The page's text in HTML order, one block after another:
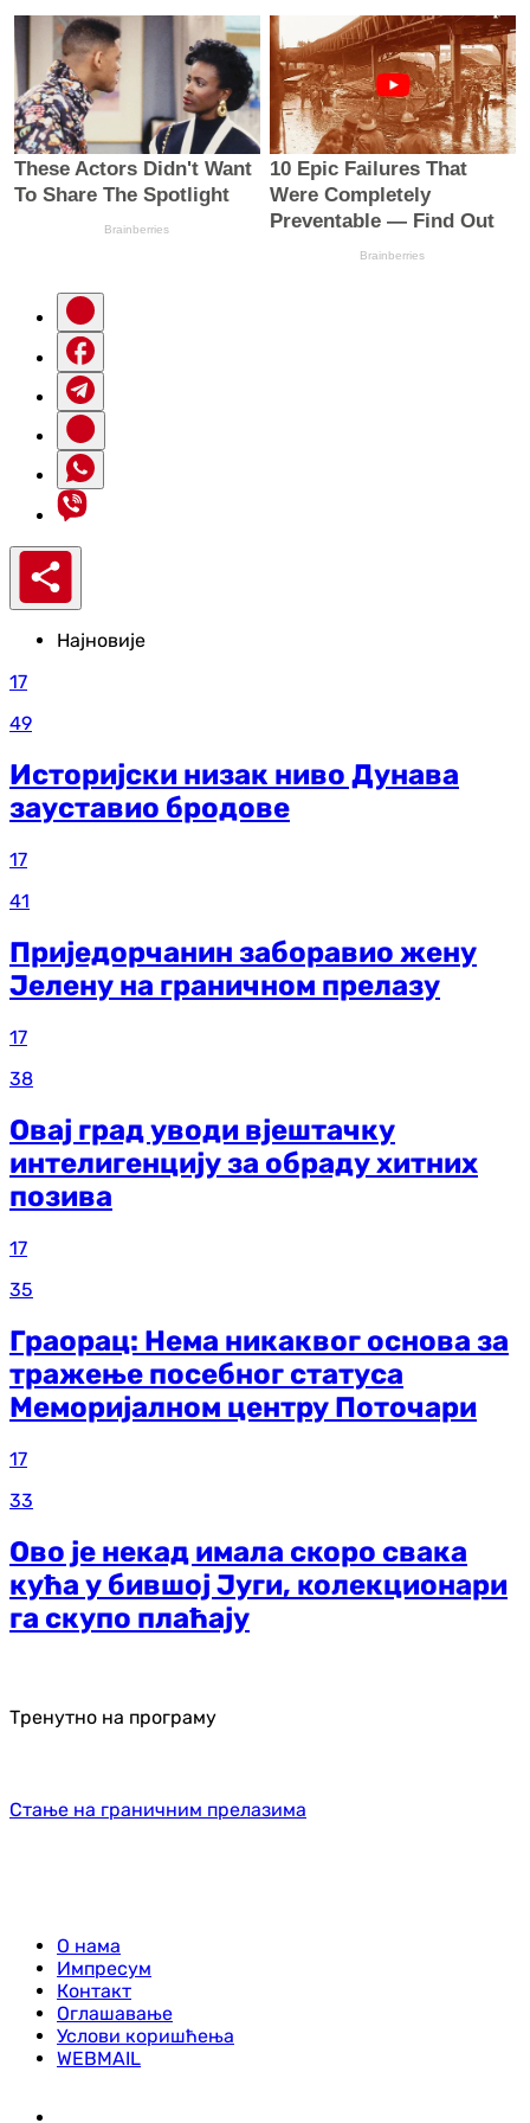
Најновије
17
49
Историјски низак ниво Дунава
зауставио бродове
17
41
Приједорчанин заборавио жену
Јелену на граничном прелазу
17
38
Овај град уводи вјештачку
интелигенцију за обраду хитних
позива
17
35
Граорац: Нема никаквог основа за
тражење посебног статуса
Меморијалном центру Поточари
17
33
Ово је некад имала скоро свака
кућа у бившој Југи, колекционари
га скупо плаћају
Тренутно на програму
Стање на граничним прелазима
О нама
Импресум
Контакт
Оглашавање
Услови коришћења
WEBMAIL